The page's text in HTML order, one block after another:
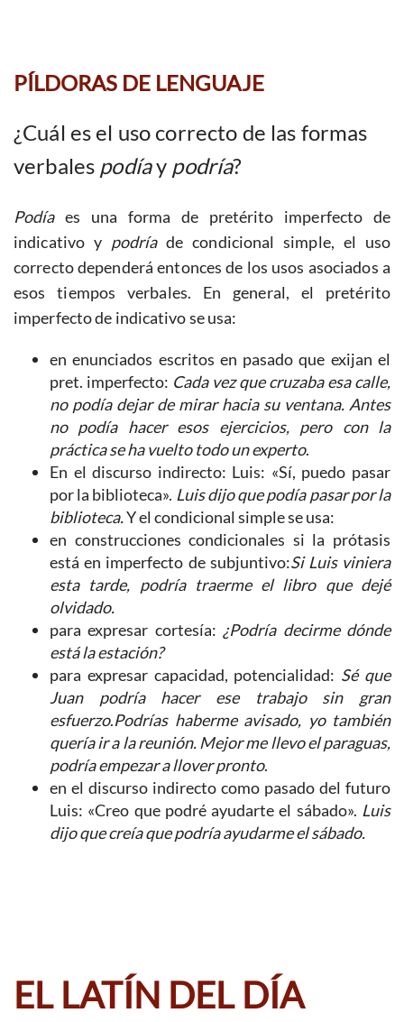
PÍLDORAS DE LENGUAJE
¿Cuál es el uso correcto de las formas
verbales podíay podría?
Podíaes una forma de pretérito imperfecto de
indicativo y podríade condicional simple, el uso
correcto dependerá entonces de los usos asociados a
esos tiempos verbales. En general, el pretérito
imperfecto de indicativo se usa:
en enunciados escritos en pasado que exijan el
pret. imperfecto: Cada vez que cruzaba esa calle,
no podía dejar de mirar hacia su ventana. Antes
no podía hacer esos ejercicios, pero con la
práctica se ha vuelto todo un experto.
En el discurso indirecto: Luis: «Sí, puedo pasar
por la biblioteca». Luis dijo que podía pasar por la
biblioteca.Y el condicional simple se usa:
en construcciones condicionales si la prótasis
está en imperfecto de subjuntivo:Si Luis viniera
esta tarde, podría traerme el libro que dejé
olvidado.
para expresar cortesía: ¿Podría decirme dónde
está la estación?
para expresar capacidad, potencialidad: Sé que
Juan podría hacer ese trabajo sin gran
esfuerzo.Podrías haberme avisado, yo también
quería ir a la reunión. Mejor me llevo el paraguas,
podría empezar a llover pronto.
en el discurso indirecto como pasado del futuro
Luis: «Creo que podré ayudarte el sábado». Luis
dijo que creía que podría ayudarme el sábado.
EL LATÍN DEL DÍA